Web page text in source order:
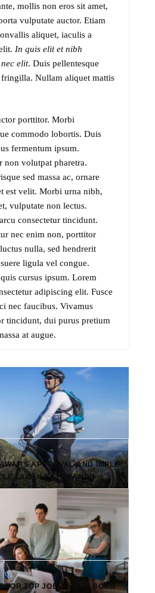
mollis non eros sit amet,
vulputate auctor. Etiam
aliquet, iaculis a
In quis elit et nibh
elit. Duis pellentesque
Nullam aliquet mattis
porttitor. Morbi
commodo lobortis. Duis
fermentum ipsum.
non volutpat pharetra.
sed massa ac, ornare
est velit. Morbi urna nibh,
vulputate non lectus.
consectetur tincidunt.
nec enim non, porttitor
nulla, sed hendrerit
ligula vel congue.
cursus ipsum. Lorem
adipiscing elit. Fusce
nec faucibus. Vivamus
tincidunt, dui purus pretium
at augue.
APPROVAL AND IMPLE
LAW IN KATHMANDU
FOR TOP JOB AT CITY BOAR